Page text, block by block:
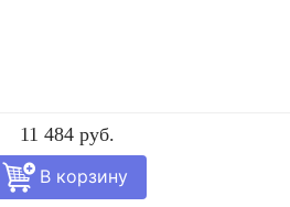
11 484 руб.